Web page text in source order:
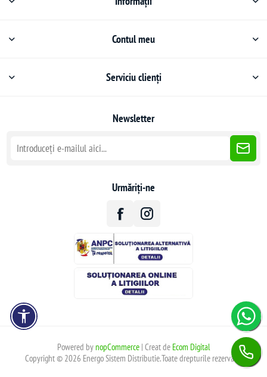
Contul meu
Serviciu clienți
Newsletter
Urmăriți-ne
Powered bynopCommerce| Creat de Ecom Digital
Copyright © 2026 Energo Sistem Distributie.Toate drepturile rezervate.